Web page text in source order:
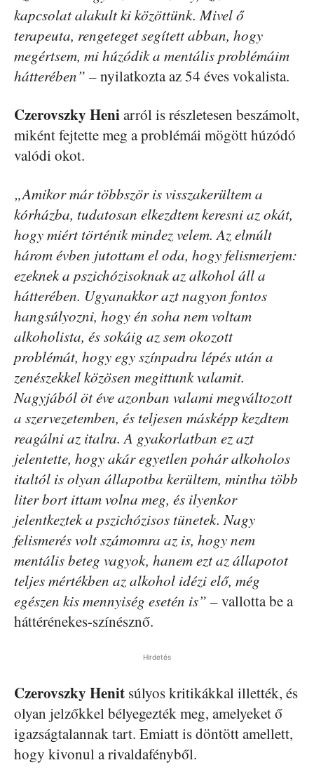
kapcsolat alakult ki közöttünk. Mivel ő
terapeuta, rengeteget segített abban, hogy
megértsem, mi húzódik a mentális problémáim
hátterében” –nyilatkozta az 54 éves vokalista.
Czerovszky Heniarról is részletesen beszámolt,
miként fejtette meg a problémái mögött húzódó
valódi okot.
„Amikor már többször is visszakerültem a
kórházba, tudatosan elkezdtem keresni az okát,
hogy miért történik mindez velem. Az elmúlt
három évben jutottam el oda, hogy felismerjem:
ezeknek a pszichózisoknak az alkohol áll a
hátterében. Ugyanakkor azt nagyon fontos
hangsúlyozni, hogy én soha nem voltam
alkoholista, és sokáig az sem okozott
problémát, hogy egy színpadra lépés után a
zenészekkel közösen megittunk valamit.
Nagyjából öt éve azonban valami megváltozott
a szervezetemben, és teljesen másképp kezdtem
reagálni az italra. A gyakorlatban ez azt
jelentette, hogy akár egyetlen pohár alkoholos
italtól is olyan állapotba kerültem, mintha több
liter bort ittam volna meg, és ilyenkor
jelentkeztek a pszichózisos tünetek. Nagy
felismerés volt számomra az is, hogy nem
mentális beteg vagyok, hanem ezt az állapotot
teljes mértékben az alkohol idézi elő, még
egészen kis mennyiség esetén is” – vallotta be a
háttérénekes-színésznő.
Hirdetés
Czerovszky Henit súlyos kritikákkal illették, és
olyan jelzőkkel bélyegezték meg, amelyeket ő
igazságtalannak tart. Emiatt is döntött amellett,
hogy kivonul a rivaldafényből.